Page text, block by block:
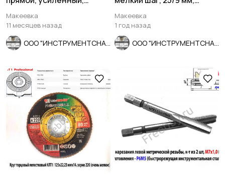
стержневой, КЗСМИ,
Россия.
Макеевка
11 месяцев назад
СССР.
Макеевка
1 год назад